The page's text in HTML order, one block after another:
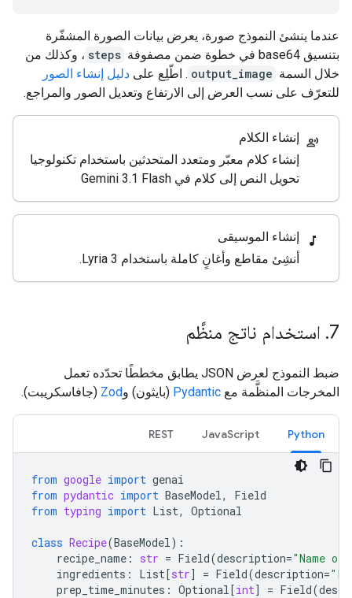
عندما ينشئ النموذج صورة، يعرض بيانات الصورة المشفّرة
بتنسيق base64 في خطوة ضمن مصفوفة
steps ، وكذلك من
خلال السمة output_image . اطّلِع على دليل إنشاء الصور
للتعرّف على نسب العرض إلى الارتفاع وتعديل الصور والمراجع.
record_voice_over إنشاء الكلام
إنشاء كلام معبّر ومتعدد المتحدثين باستخدام تكنولوجيا
تحويل النص إلى كلام في Gemini 3.1 Flash
music_note
إنشاء الموسيقى
أنشِئ مقاطع وأغانٍ كاملة باستخدام Lyria 3.
7
. استخدام ناتج منظَّم
ضبط النموذج لعرض JSON يطابق مخططًا تحدّده تعمل
المخرجات المنظَّمة مع Pydantic (بايثون) وZod (جافاسكريبت).
Python
JavaScript
REST
from google import genai
from pydantic import BaseModel,
Field
from typing import List, Optional
class Recipe(BaseModel):
recipe_name : str = Field(description="Name
ingredients : List[str] = Field(description=
prep_time_minutes : Optional[int] = Field(